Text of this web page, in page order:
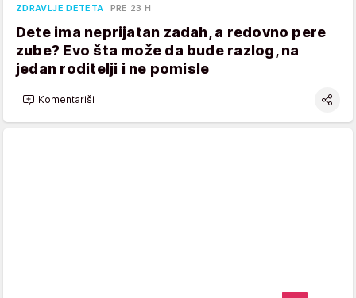
ZDRAVLJE DETETA PRE 23 H
Dete ima neprijatan zadah, a redovno pere
zube? Evo šta može da bude razlog, na
jedan roditelji i ne pomisle
Komentariši